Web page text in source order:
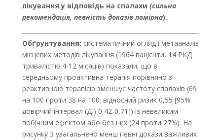
лікування у відповідь на спалахи (сильна
рекомендація, певність доказів помірна).
Обґрунтування: систематичний огляд і метааналіз
місцевих методів лікування (1964 пацієнти, 14 РКД
тривалістю 4-12 місяців) показали, що в
середньому проактивна терапія порівняно з
реактивною терапією зменшує частоту спалахів (69
на 100 проти 38 на 100; відносний ризик 0,55 [95%
довірчий інтервал (ДІ) 0,42-0,71]) із невеликим
побічним ефектом або без них (24 проти 27%). На
рисунку 3 узагальнено менш певні докази важливих